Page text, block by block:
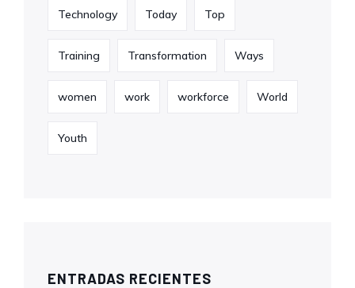
Technology Today Top
Training Transformation Ways
women work workforce World
Youth
ENTRADAS RECIENTES